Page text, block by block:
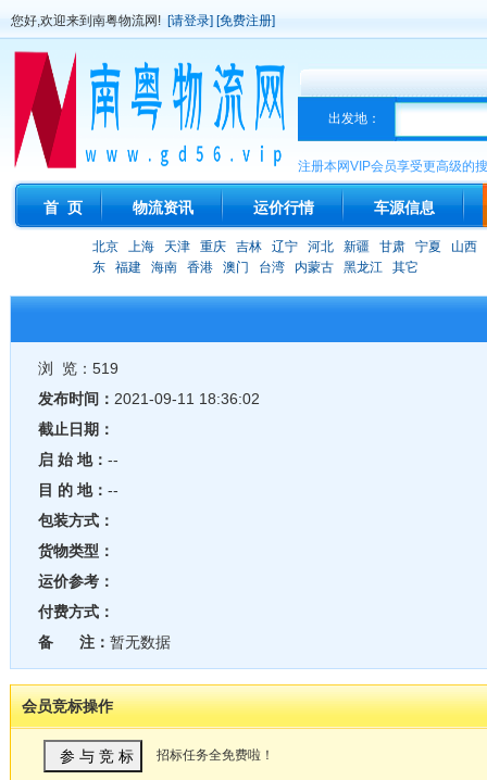
您好,欢迎来到南粤物流网! [请登录] [免费注册]
出发地：
注册本网VIP会员享受更高级的
首 页 物流资讯 运价行情 车源信息
北京 上海 天津 重庆 吉林 辽宁 河北 新疆 甘肃 宁夏
山西
东
福建 海南 香港 澳门 台湾 内蒙古 黑龙江 其它
浏 览：519
发布时间： 2021-09-11 18:36:02
截止日期：
启 始 地： --
目 的 地： --
包装方式：
货物类型：
运价参考：
付费方式：
备 注： 暂无数据
会员竞标操作
招标任务全免费啦！